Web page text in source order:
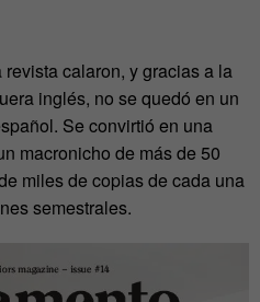
calaron, y gracias a la
inglés, no se quedó en un
Se convirtió en una
macronicho de más de 50
miles de copias de cada una
semestrales.